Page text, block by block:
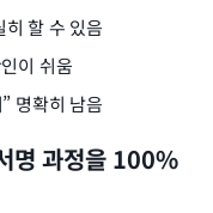
할 수 있음
이 쉬움
명확히 남음
명 과정을 100%